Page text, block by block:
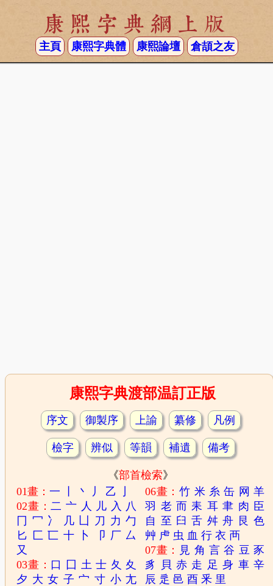
康熙字典網上版
主頁 康熙字典體 康熙論壇 倉頡之友
康熙字典渡部温訂正版
序文 御製序 上諭 纂修 凡例
檢字 辨似 等韻 補遺 備考
《部首檢索》
01畫：一 丶 丿 乙
02畫：二 亠 人 儿 入 八
冂 冖 冫 几 凵 刀 力 勹
匕 匚 匸 十 卜 卩 厂 厶
又
03畫： 口 囗 土 士 夂 夊
夕 大 女 子 宀 寸 小 尢
06畫：竹 米 糸 缶 网 羊
羽 老 而 耒 耳 聿 肉 臣
自 至 臼 舌 舛 舟 艮 色
艸 虍 虫 血 行 衣 襾
07畫： 見 角 言 谷 豆 豕
豸
貝 赤 走 足 身 車 辛
辰 辵 邑 酉 釆 里